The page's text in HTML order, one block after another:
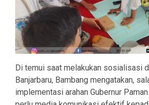
Di temui saat melakukan sosialisasi
Banjarbaru, Bambang mengatakan,
implementasi arahan Gubernur